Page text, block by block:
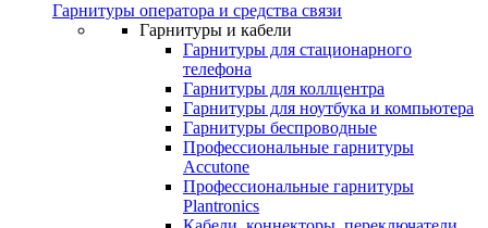
Гарнитуры оператора и средства связи
Гарнитуры и кабели
Гарнитуры для стационарного
телефона
Гарнитуры для коллцентра
Гарнитуры для ноутбука и компьютера
Гарнитуры беспроводные
Профессиональные гарнитуры
Accutone
Профессиональные гарнитуры
Plantronics